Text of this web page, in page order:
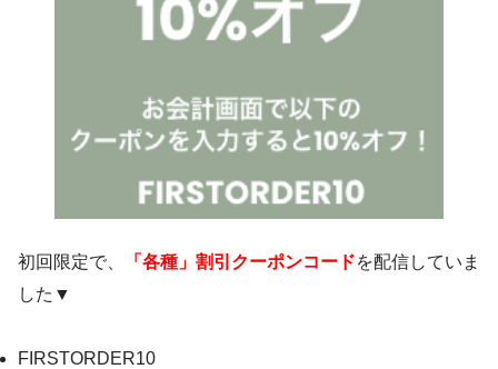
初回限定で、 「各種」割引クーポンコードを配信していま
した▼
FIRSTORDER10